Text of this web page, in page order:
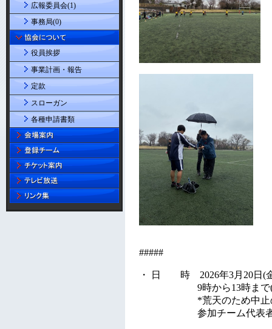
広報委員会(1)
事務局(0)
役員挨拶
事業計画・報告
定款
スローガン
各種申請書類